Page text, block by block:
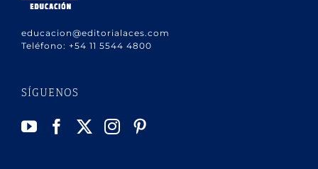
educacion@editorialaces.com
Teléfono: +54 11 5544 4800
SÍGUENOS